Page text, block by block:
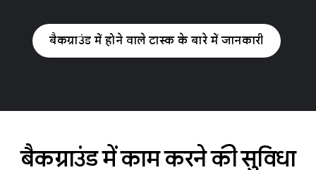
बैकग्राउंड में होने वाले टास्क के बारे में जानकारी
बैकग्राउंड में काम करने की सुविधा